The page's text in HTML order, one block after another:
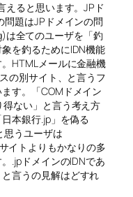
えると思います。JPド
問題はJPドメインの問
は全てのユーザを「釣
を釣るためにIDN機能
HTMLメールに金融機
の別サイト、と言うフ
す。「COMドメイン
ない」と言う考え方
本銀行.jp」を偽る
思うユーザは
サイトよりもかなりの多
.jpドメインのIDNであ
言うの見解はどすれ